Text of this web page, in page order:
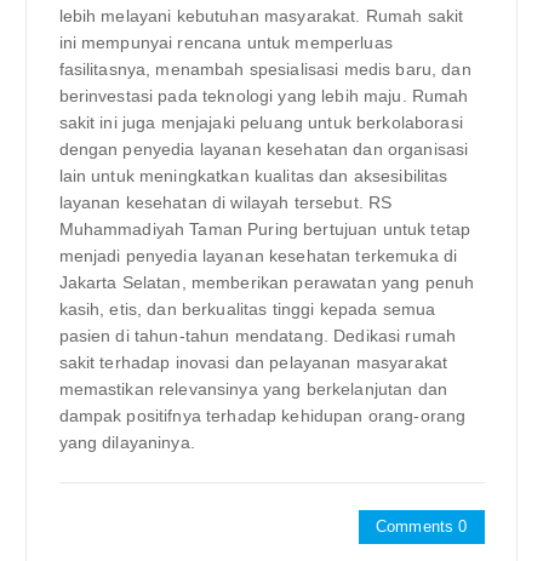
lebih melayani kebutuhan masyarakat. Rumah sakit
ini mempunyai rencana untuk memperluas
fasilitasnya, menambah spesialisasi medis baru, dan
berinvestasi pada teknologi yang lebih maju. Rumah
sakit ini juga menjajaki peluang untuk berkolaborasi
dengan penyedia layanan kesehatan dan organisasi
lain untuk meningkatkan kualitas dan aksesibilitas
layanan kesehatan di wilayah tersebut. RS
Muhammadiyah Taman Puring bertujuan untuk tetap
menjadi penyedia layanan kesehatan terkemuka di
Jakarta Selatan, memberikan perawatan yang penuh
kasih, etis, dan berkualitas tinggi kepada semua
pasien di tahun-tahun mendatang. Dedikasi rumah
sakit terhadap inovasi dan pelayanan masyarakat
memastikan relevansinya yang berkelanjutan dan
dampak positifnya terhadap kehidupan orang-orang
yang dilayaninya.
Comments 0